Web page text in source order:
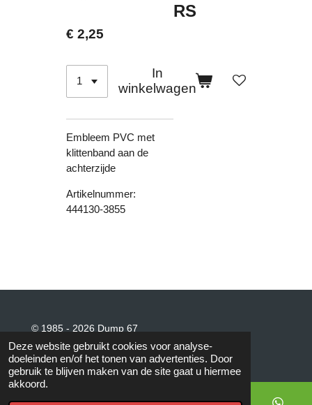
Deze website gebruikt cookies voor analyse-
doeleinden en/of het tonen van advertenties. Door
gebruik te blijven maken van de site gaat u hiermee
akkoord.
RS
€ 2,25
In
winkelwagen
Embleem PVC met
klittenband aan de
achterzijde
Artikelnummer:
444130-3855
© 1985 - 2026 Dump 67
Powered byJouwWeb